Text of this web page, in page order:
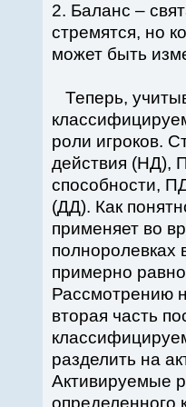
2. Баланс –
стремятся, но
может быть
Теперь,
роли игроков.
действия (НД),
способности,
(ДД). Как
применяет во
полноролевках
примерно
Рассмотрению
вторая часть
разделить на
Активируемые